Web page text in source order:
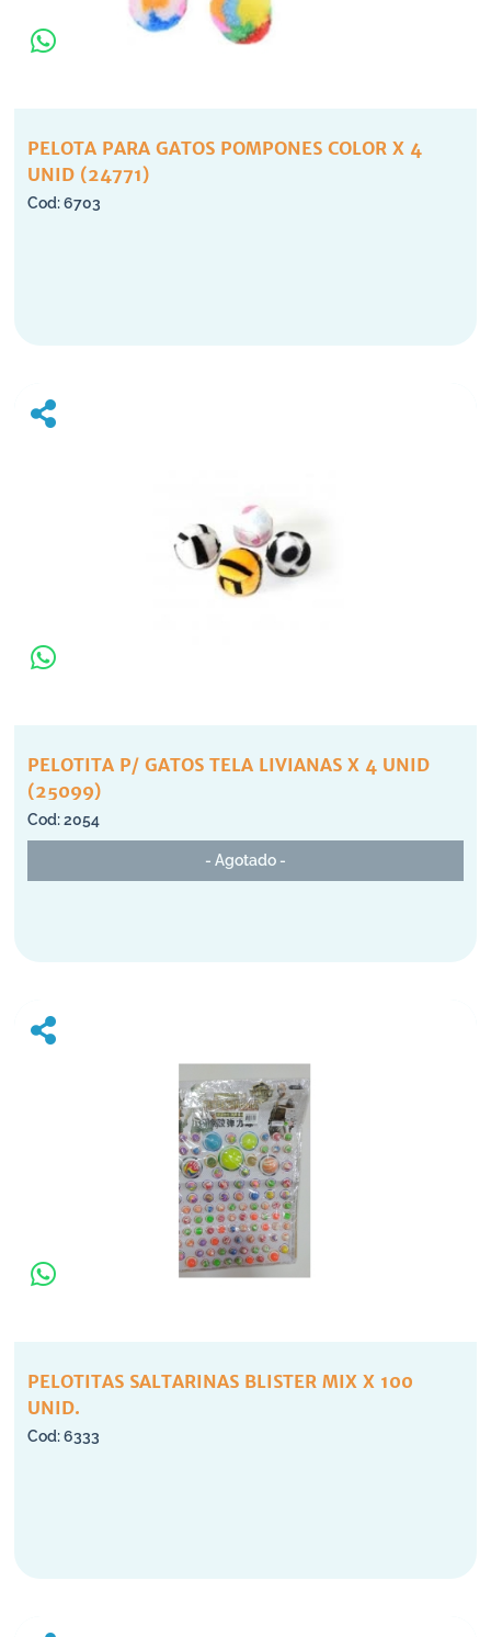
PELOTA PARA GATOS POMPONES COLOR X 4
UNID (24771)
6703
PELOTITA P/ GATOS TELA LIVIANAS X 4 UNID
(25099)
2054
- Agotado -
PELOTITAS SALTARINAS BLISTER MIX X 100
UNID.
6333